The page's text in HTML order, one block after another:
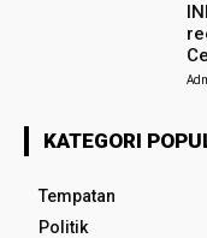
KATEGORI
Tempatan
Politik